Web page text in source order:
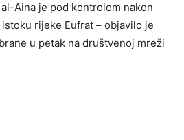
Aina je pod kontrolom nakon
rijeke Eufrat – objavilo je
u petak na društvenoj mreži